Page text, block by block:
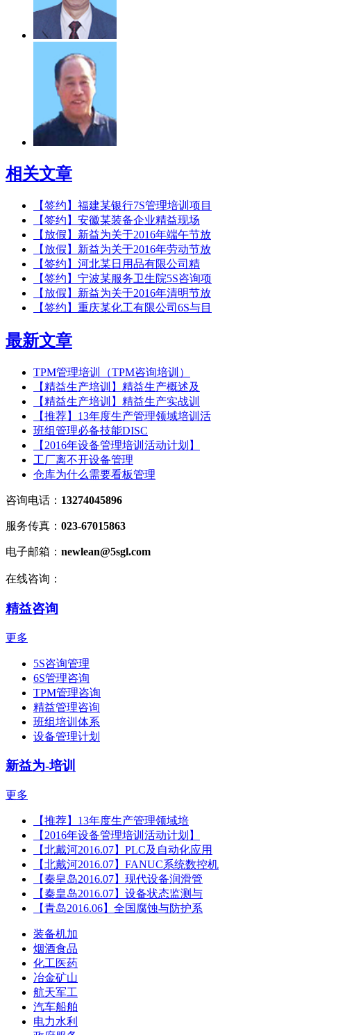
相关文章
【签约】福建某银行7S管理培训项目
【签约】安徽某装备企业精益现场
【放假】新益为关于2016年端午节放
【放假】新益为关于2016年劳动节放
【签约】河北某日用品有限公司精
【签约】宁波某服务卫生院5S咨询项
【放假】新益为关于2016年清明节放
【签约】重庆某化工有限公司6S与目
最新文章
TPM管理培训（TPM咨询培训）
【精益生产培训】精益生产概述及
【精益生产培训】精益生产实战训
【推荐】13年度生产管理领域培训活
班组管理必备技能DISC
【2016年设备管理培训活动计划】
工厂离不开设备管理
仓库为什么需要看板管理
咨询电话： 13274045896
服务传真： 023-67015863
电子邮箱： newlean@5sgl.com
在线咨询：
精益咨询
更多
5S咨询管理
6S管理咨询
TPM管理咨询
精益管理咨询
班组培训体系
设备管理计划
新益为-培训
更多
【推荐】13年度生产管理领域培
【2016年设备管理培训活动计划】
【北戴河2016.07】PLC及自动化应用
【北戴河2016.07】FANUC系统数控机
【秦皇岛2016.07】现代设备润滑管
【秦皇岛2016.07】设备状态监测与
【青岛2016.06】全国腐蚀与防护系
装备机加
烟酒食品
化工医药
冶金矿山
航天军工
汽车船舶
电力水利